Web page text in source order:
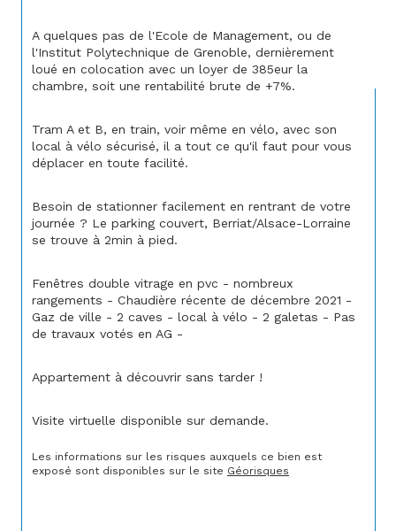
A quelques pas de l'Ecole de Management, ou de
l'Institut Polytechnique de Grenoble, dernièrement
loué en colocation avec un loyer de 385eur la
chambre, soit une rentabilité brute de +7%.
Tram A et B, en train, voir même en vélo, avec son
local à vélo sécurisé, il a tout ce qu'il faut pour vous
déplacer en toute facilité.
Besoin de stationner facilement en rentrant de votre
journée ? Le parking couvert, Berriat/Alsace-Lorraine
se trouve à 2min à pied.
Fenêtres double vitrage en pvc - nombreux
rangements - Chaudière récente de décembre 2021 -
Gaz de ville - 2 caves - local à vélo - 2 galetas - Pas
de travaux votés en AG -
Appartement à découvrir sans tarder !
Visite virtuelle disponible sur demande.
Les informations sur les risques auxquels ce bien est
exposé sont disponibles sur le site Géorisques